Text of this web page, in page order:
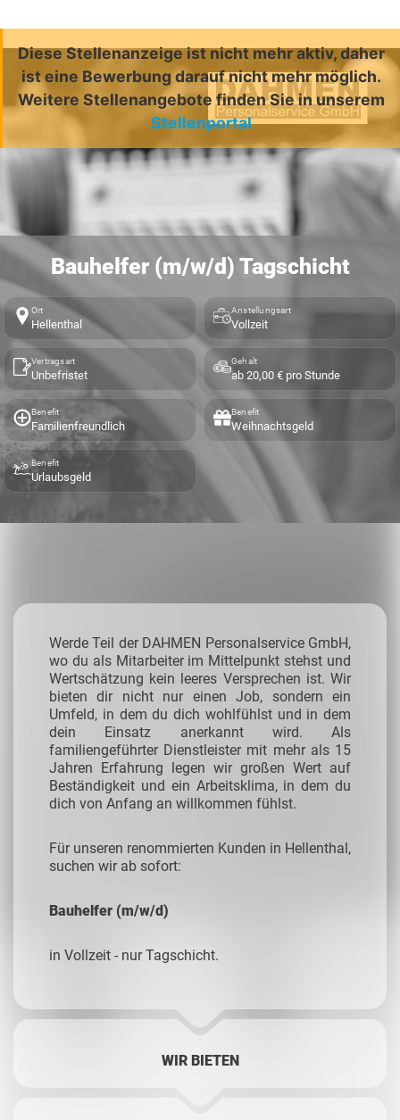
Diese Stellenanzeige ist nicht mehr aktiv, daher
ist eine Bewerbung darauf nicht mehr möglich.
Weitere Stellenangebote finden Sie in unserem
Stellenportal
Bauhelfer (m/w/d) Tagschicht
Ort
Hellenthal
Anstellungsart
Vollzeit
Vertragsart
Unbefristet
Gehalt
ab 20,00 € pro Stunde
Benefit
Familienfreundlich
Benefit
Weihnachtsgeld
Benefit
Urlaubsgeld
Werde Teil der DAHMEN Personalservice GmbH,
wo du als Mitarbeiter im Mittelpunkt stehst und
Wertschätzung kein leeres Versprechen ist. Wir
bieten dir nicht nur einen Job, sondern ein
Umfeld, in dem du dich wohlfühlst und in dem
dein Einsatz anerkannt wird. Als
familiengeführter Dienstleister mit mehr als 15
Jahren Erfahrung legen wir großen Wert auf
Beständigkeit und ein Arbeitsklima, in dem du
dich von Anfang an willkommen fühlst.
Für unseren renommierten Kunden in Hellenthal,
suchen wir ab sofort:
Bauhelfer (m/w/d)
in Vollzeit - nur Tagschicht.
WIR BIETEN